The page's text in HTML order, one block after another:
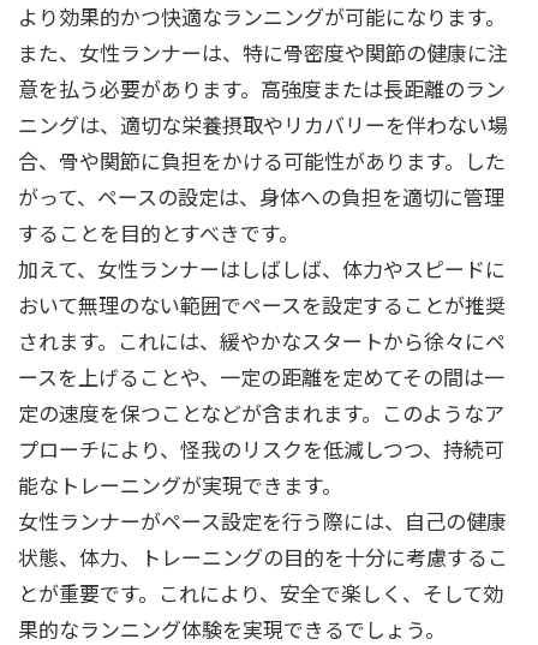
より効果的かつ快適なランニングが可能になります。
また、女性ランナーは、特に骨密度や関節の健康に注
意を払う必要があります。高強度または長距離のラン
ニングは、適切な栄養摂取やリカバリーを伴わない場
合、骨や関節に負担をかける可能性があります。した
がって、ペースの設定は、身体への負担を適切に管理
することを目的とすべきです。
加えて、女性ランナーはしばしば、体力やスピードに
おいて無理のない範囲でペースを設定することが推奨
されます。これには、緩やかなスタートから徐々にペ
ースを上げることや、一定の距離を定めてその間は一
定の速度を保つことなどが含まれます。このようなア
プローチにより、怪我のリスクを低減しつつ、持続可
能なトレーニングが実現できます。
女性ランナーがペース設定を行う際には、自己の健康
状態、体力、トレーニングの目的を十分に考慮するこ
とが重要です。これにより、安全で楽しく、そして効
果的なランニング体験を実現できるでしょう。